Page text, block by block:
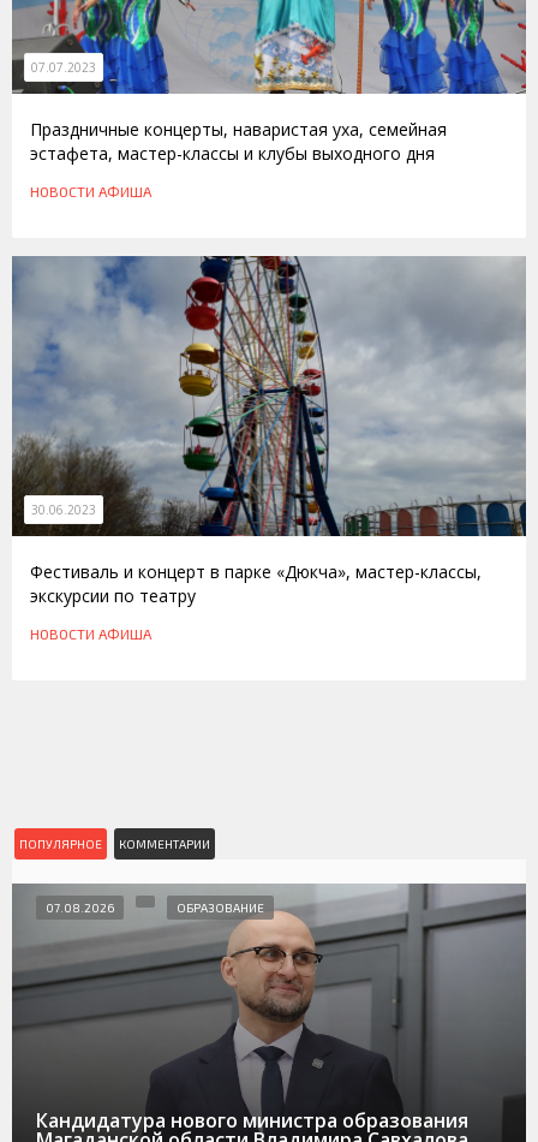
07.07.2023
Праздничные концерты, наваристая уха, семейная
эстафета, мастер-классы и клубы выходного дня
НОВОСТИ АФИША
30.06.2023
Фестиваль и концерт в парке «Дюкча», мастер-классы,
экскурсии по театру
НОВОСТИ АФИША
ПОПУЛЯРНОЕ КОММЕНТАРИИ
Кандидатура нового министра образования
07.08.2026 ОБРАЗОВАНИЕ